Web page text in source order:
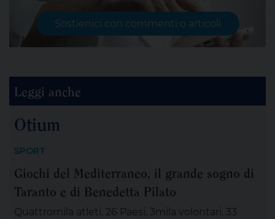
Sostienici con commenti o articoli
Leggi anche
Otium
SPORT
Giochi del Mediterraneo, il grande sogno di
Taranto e di Benedetta Pilato
Quattromila atleti, 26 Paesi, 3mila volontari, 33